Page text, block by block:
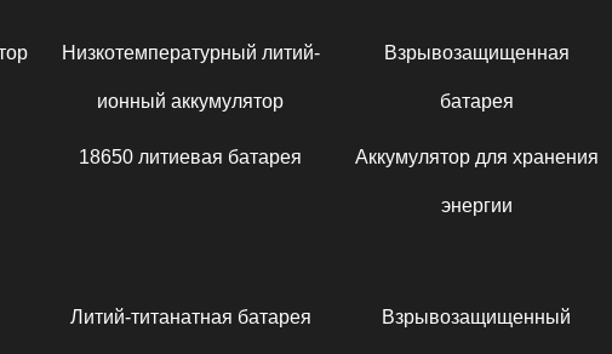
Низкотемпературный литий-
ионный аккумулятор
Взрывозащищенная
батарея
18650 литиевая батарея Аккумулятор для хранения
энергии
Литий-титанатная батарея Взрывозащищенный